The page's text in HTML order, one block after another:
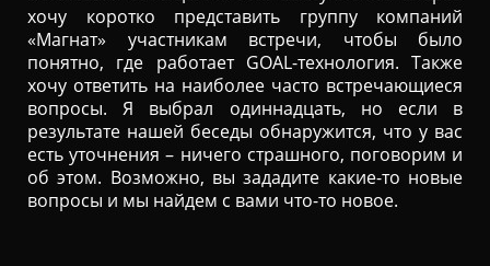
хочу коротко представить группу компаний
«Магнат» участникам встречи, чтобы было
понятно, где работает GOAL-технология. Также
хочу ответить на наиболее часто встречающиеся
вопросы. Я выбрал одиннадцать, но если в
результате нашей беседы обнаружится, что у вас
есть уточнения – ничего страшного, поговорим и
об этом. Возможно, вы зададите какие-то новые
вопросы и мы найдем с вами что-то новое.